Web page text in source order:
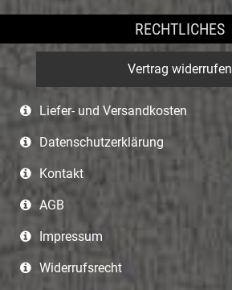
RECHTLICHES
Vertrag widerrufen
Liefer- und Versandkosten
Datenschutzerklärung
Kontakt
AGB
Impressum
Widerrufsrecht